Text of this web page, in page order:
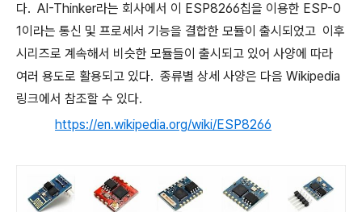
다. AI-Thinker라는 회사에서 이 ESP8266칩을 이용한 ESP-0
1이라는 통신 및 프로세서 기능을 결합한 모듈이 출시되었고 이후
시리즈로 계속해서 비슷한 모듈들이 출시되고 있어 사양에 따라
여러 용도로 활용되고 있다. 종류별 상세 사양은 다음 Wikipedia
링크에서 참조할 수 있다.
https://en.wikipedia.org/wiki/ESP8266